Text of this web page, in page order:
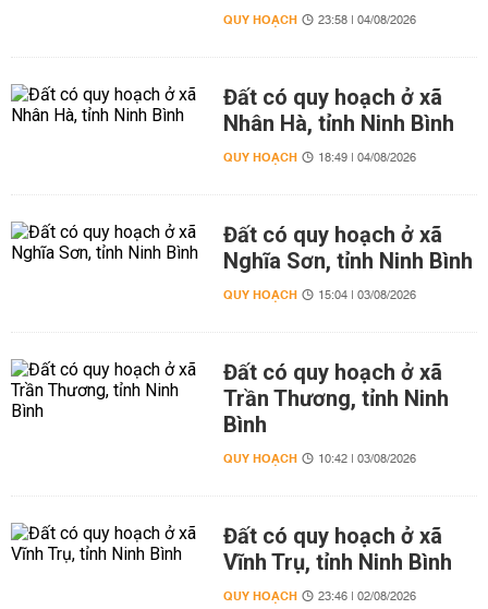
QUY HOẠCH 23:58 | 04/08/2026
Đất có quy hoạch ở xã
Nhân Hà, tỉnh Ninh Bình
QUY HOẠCH 18:49 | 04/08/2026
Đất có quy hoạch ở xã
Nghĩa Sơn, tỉnh Ninh Bình
QUY HOẠCH 15:04 | 03/08/2026
Đất có quy hoạch ở xã
Trần Thương, tỉnh Ninh
Bình
QUY HOẠCH 10:42 | 03/08/2026
Đất có quy hoạch ở xã
Vĩnh Trụ, tỉnh Ninh Bình
QUY HOẠCH 23:46 | 02/08/2026